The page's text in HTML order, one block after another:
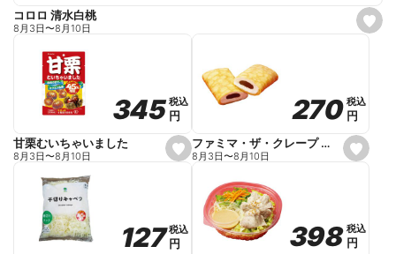
s
e
コロロ 清水白桃
8月3日〜8月10日
s
e
o
r
i
345
345税込
税込
円
円
甘栗むいちゃいました
8月3日〜8月10日
s
e
o
r
i
270
270 税込
税込
円
円
ファミマ・ザ・クレープ 生チョコ
8月3日〜8月10日
127
127税込
税込
円
円
398
398 税込
税込
円
円